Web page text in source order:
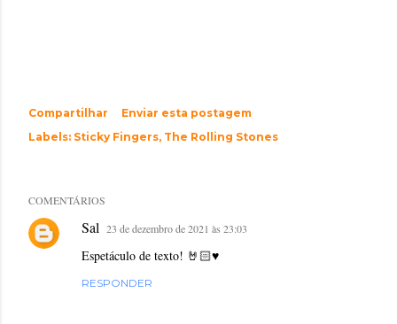
Compartilhar
Enviar esta postagem
Labels: Sticky Fingers The Rolling Stones
COMENTÁRIOS
Sal 23 de dezembro de 2021 às 23:03
Espetáculo de texto! 🤘🏻♥️
RESPONDER